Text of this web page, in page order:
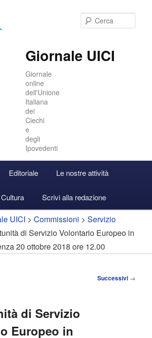
Giornale UICI
Giornale
online
dell'Unione
Italiana
dei
Ciechi
e
degli
Ipovedenti
Editoriale Le nostre attività
Cultura Scrivi alla redazione
UICI >Commissioni >Servizio
di Servizio Volontario Europeo in
20 ottobre 2018 ore 12.00
Successivi →
di Servizio
Europeo in